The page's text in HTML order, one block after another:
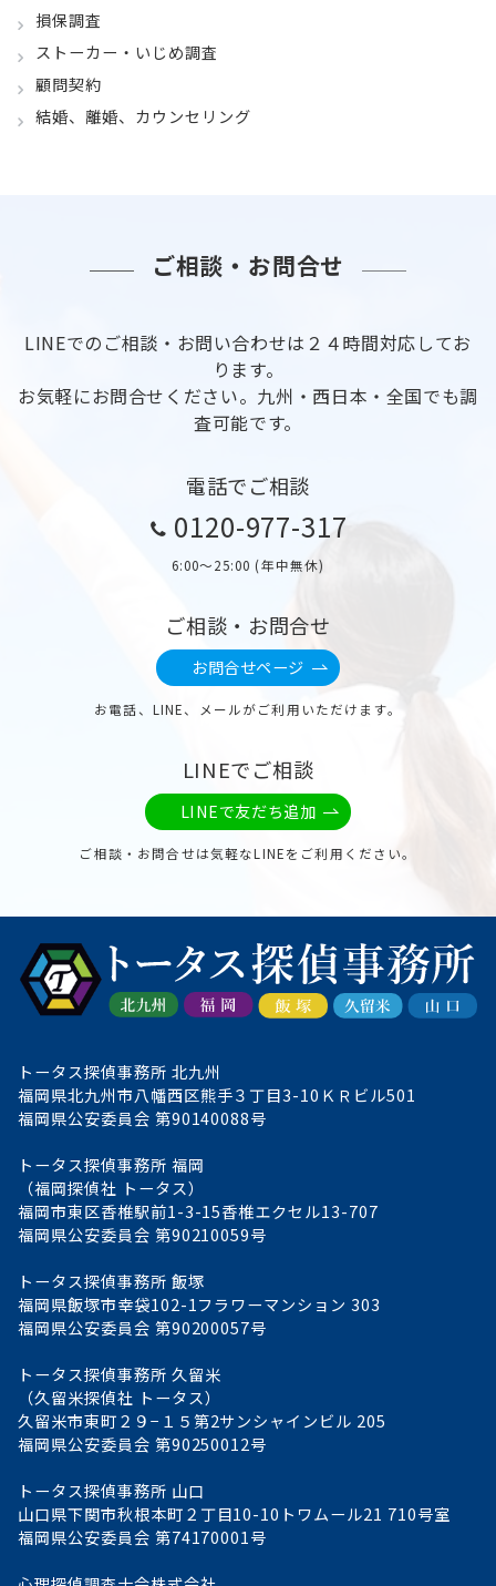
損保調査
ストーカー・いじめ調査
顧問契約
結婚、離婚、カウンセリング
ご相談・お問合せ
LINEでのご相談・お問い合わせは２４時間対応してお
ります。
お気軽にお問合せください。九州・西日本・全国でも調
査可能です。
電話でご相談
0120-977-317
6:00〜25:00 (年中無休)
ご相談・お問合せ
お問合せページ
お電話、LINE、メールがご利用いただけます。
LINEでご相談
LINEで友だち追加
ご相談・お問合せは気軽なLINEをご利用ください。
トータス探偵事務所 北九州
福岡県北九州市八幡西区熊手３丁目3-10ＫＲビル501
福岡県公安委員会 第90140088号
トータス探偵事務所 福岡
（福岡探偵社 トータス）
福岡市東区香椎駅前1-3-15香椎エクセル13-707
福岡県公安委員会 第90210059号
トータス探偵事務所 飯塚
福岡県飯塚市幸袋102-1フラワーマンション 303
福岡県公安委員会 第90200057号
トータス探偵事務所 久留米
（久留米探偵社 トータス）
久留米市東町２９−１５第2サンシャインビル 205
福岡県公安委員会 第90250012号
トータス探偵事務所 山口
山口県下関市秋根本町２丁目10-10トワムール21 710号室
福岡県公安委員会 第74170001号